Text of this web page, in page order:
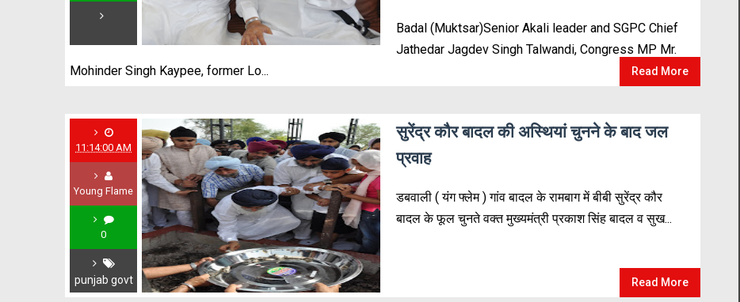
Badal (Muktsar)Senior Akali leader and SGPC Chief
Jathedar Jagdev Singh Talwandi, Congress MP Mr.
Mohinder Singh Kaypee, former Lo...
Read More
11:14:00 AM
Young Flame
0
punjab govt
सुरेंद्र कौर बादल की अस्थियां चुनने के बाद जल
प्रवाह
डबवाली ( यंग फ्लेम ) गांव बादल के रामबाग में बीबी सुरेंद्र कौर
बादल के फूल चुनते वक्त मुख्यमंत्री प्रकाश सिंह बादल व सुख...
Read More